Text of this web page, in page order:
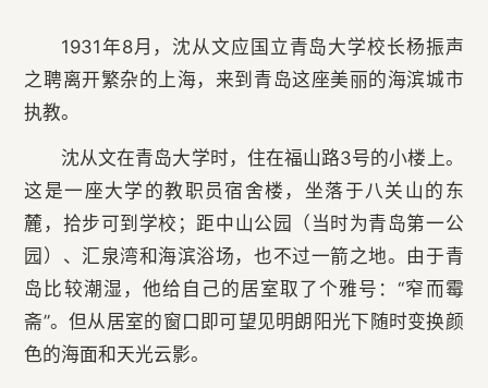
1931年8月，沈从文应国立青岛大学校长杨振声
之聘离开繁杂的上海，来到青岛这座美丽的海滨城市
执教。
沈从文在青岛大学时，住在福山路3号的小楼上。
这是一座大学的教职员宿舍楼，坐落于八关山的东
麓，拾步可到学校；距中山公园（当时为青岛第一公
园）、汇泉湾和海滨浴场，也不过一箭之地。由于青
岛比较潮湿，他给自己的居室取了个雅号：“窄而霉
斋”。但从居室的窗口即可望见明朗阳光下随时变换颜
色的海面和天光云影。